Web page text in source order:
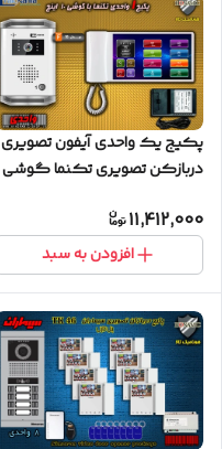
پکیج یک واحدی آیفون تصویری
دربازکن تصویری تکنما گوشی
11,412,000
افزودن به سبد